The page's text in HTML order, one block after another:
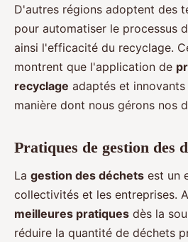
D'autres régions adoptent des
pour automatiser le processus
ainsi l'efficacité du recyclage.
montrent que l'application de
recyclage adaptés et
manière dont nous gérons nos
Pratiques de gestion des
La gestion des déchets est un
collectivités et les entreprises.
meilleures pratiques dès la
réduire la quantité de déchets